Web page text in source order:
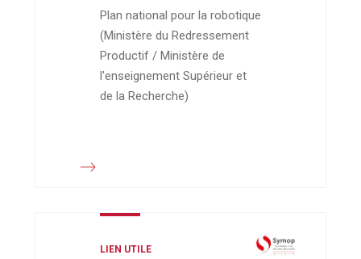
Plan national pour la robotique
(Ministère du Redressement
Productif / Ministère de
l'enseignement Supérieur et
de la Recherche)
LIEN UTILE